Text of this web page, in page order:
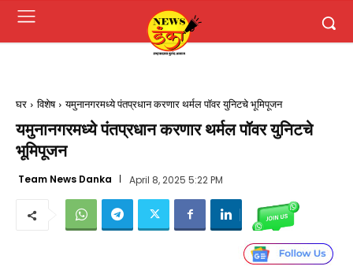
घर विशेष यमुनानगरमध्ये पंतप्रधान करणार थर्मल पॉवर युनिटचे भूमिपूजन
यमुनानगरमध्ये पंतप्रधान करणार थर्मल पॉवर युनिटचे
भूमिपूजन
Team News Danka April 8, 2025 5:22 PM